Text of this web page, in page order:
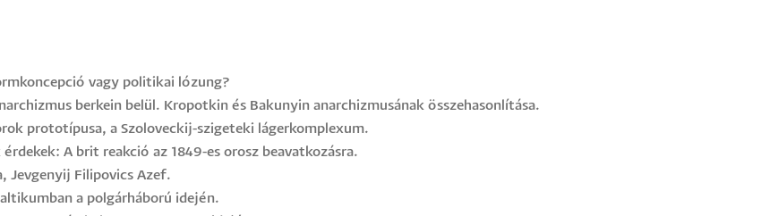
vagy politikai lózung?
berkein belül. Kropotkin és Bakunyin anarchizmusának összehasonlítása.
prototípusa, a Szo­l­o­veckij-szigeteki lágerkomplexum.
A brit reakció az 1849-es orosz beavatkozásra.
Jevgenyij Filipovics Azef.
a polgárháború idején.